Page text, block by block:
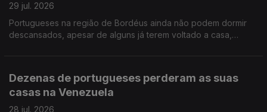
29 jul. 2026
Portugueses na região de Bordéus ainda não podem dormir
descansados, apesar de alguns já terem voltado a casa,
Dezenas de portugueses perderam as suas
casas na Venezuela
28 jul. 2026